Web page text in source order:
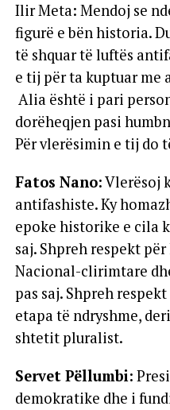
Ilir Meta: Mendoj se
figurë e bën historia.
të shquar të luftës
e tij për ta kuptuar me
Alia është i pari
dorëheqjen pasi
Për vlerësimin e tij do
Fatos Nano:Vlerësoj
antifashiste. Ky
epoke historike e cila
saj. Shpreh respekt
Nacional-clirimtare
pas saj. Shpreh
etapa të ndryshme,
shtetit pluralist.
Servet Pëllumbi:
demokratike dhe i